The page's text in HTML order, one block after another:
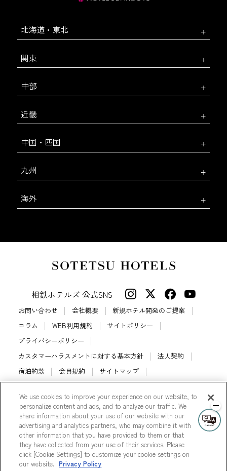
北海道・東北
関東
中部
近畿
中国・四国
九州
海外
相鉄ホテルズ 公式SNS
お問い合わせ 会社概要
新規ホテル開発のご提案
コラム
WEB利用規約
サイトポリシー
プライバシーポリシー
カスタマーハラスメントに対する基本方針
法人契約
宿泊約款
会員規約
サイトマップ
Cookie Settings
© Sotetsu Hotel Management CO., LTD.
We use cookies to improve your experience on our website, to
personalize content and ads, and to analyze our traffic. We
share information about your use of our website with our
advertising and analytics partners, who may combine it with
other information that you have provided to them or that
they have collected from your use of their services. Please
click [Cookie Settings] to customize your cookie settings on
our website. Privacy Policy